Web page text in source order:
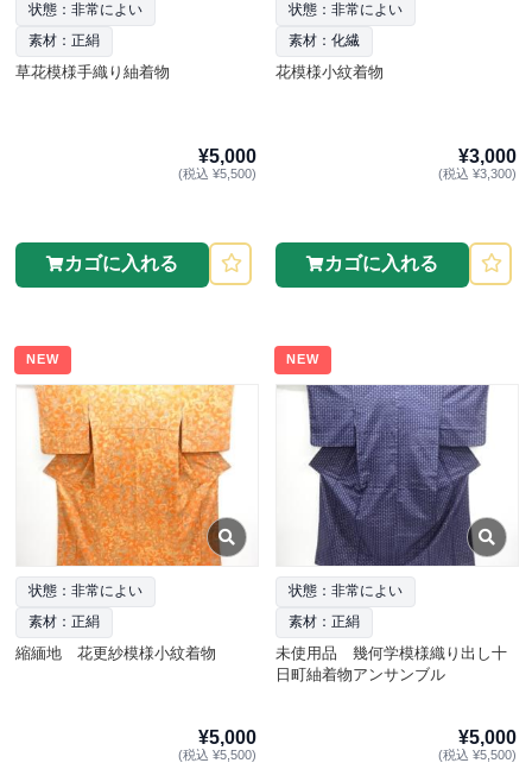
状態：非常によい
素材：正絹
草花模様手織り紬着物
¥5,000
(税込 ¥5,500)
カゴに入れる
状態：非常によい
素材：化繊
花模様小紋着物
¥3,000
(税込 ¥3,300)
カゴに入れる
NEW
状態：非常によい
素材：正絹
縮緬地 花更紗模様小紋着物
¥5,000
(税込 ¥5,500)
NEW
状態：非常によい
素材：正絹
未使用品 幾何学模様織り出し十
日町紬着物アンサンブル
¥5,000
(税込 ¥5,500)